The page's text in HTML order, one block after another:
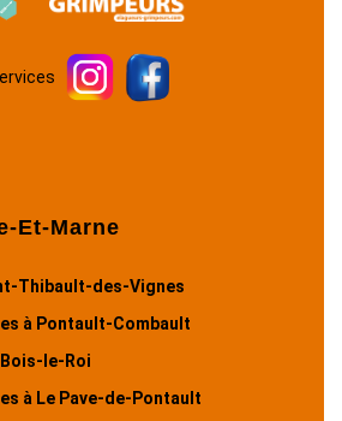
Et-Marne
Thibault-des-Vignes
à Pontault-Combault
le-Roi
à Le Pave-de-Pontault